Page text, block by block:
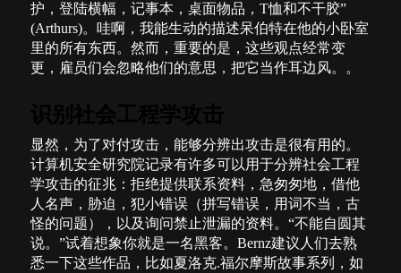
护，登陆横幅，记事本，桌面物品， T恤和不干胶”
(Arthurs)。哇啊，我能生动的描述呆伯特在他的小卧室
里的所有东西。然而，重要的是，这些观点经常变
更，雇员们会忽略他们的意思，把它当作耳边风。。
显然，为了对付攻击，能够分辨出攻击是很有用的。
计算机安全研究院记录有许多可以用于分辨社会工程
学攻击的征兆：拒绝提供联系资料，急匆匆地，借他
人名声，胁迫，犯小错误（拼写错误，用词不当，古
怪的问题），以及询问禁止泄漏的资料。“不能自圆其
说。”试着想象你就是一名黑客。 Bernz建议人们去熟
悉一下这些作品，比如夏洛克.福尔摩斯故事系列，如